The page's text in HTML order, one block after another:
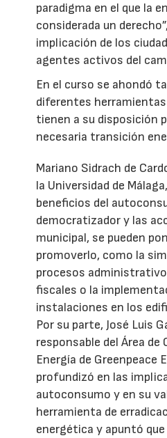
paradigma en el que la
considerada un
implicación de los
agentes activos del
En el curso se ahondó
diferentes
tienen a su disposición
necesaria transición
Mariano Sidrach de
la Universidad de
beneficios del
democratizador y las
municipal, se pueden
promoverlo, como la
procesos
fiscales o la
instalaciones en los
Por su parte, José Luis
responsable del Área
Energía de Greenpeace
profundizó en las
autoconsumo y en su
herramienta de
energética y apuntó